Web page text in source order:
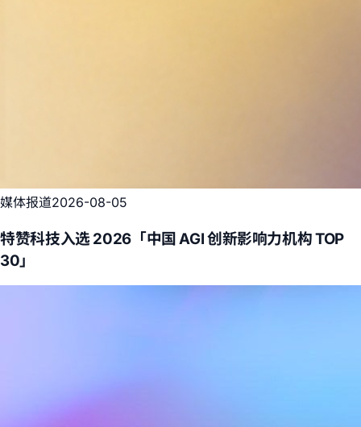
媒体报道2026-08-05
特赞科技入选 2026「中国 AGI 创新影响力机构 TOP
30」